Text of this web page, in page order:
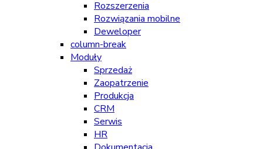
Rozszerzenia
Rozwiązania mobilne
Deweloper
column-break
Moduły
Sprzedaż
Zaopatrzenie
Produkcja
CRM
Serwis
HR